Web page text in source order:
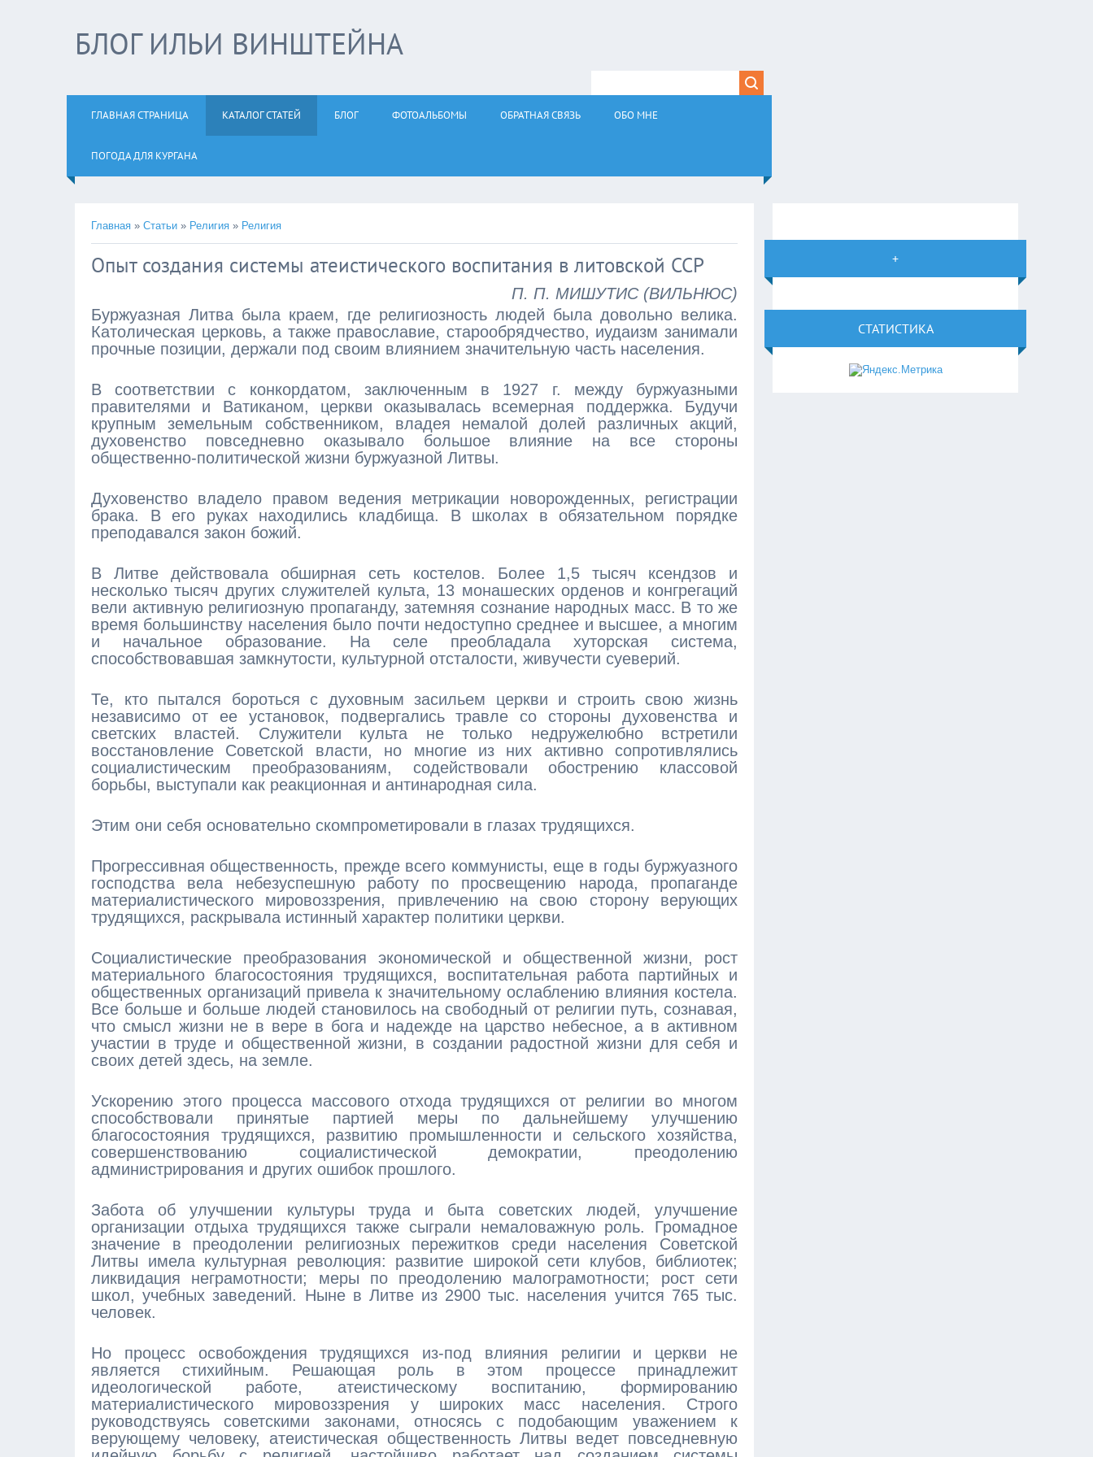
БЛОГ ИЛЬИ ВИНШТЕЙНА
ГЛАВНАЯ СТРАНИЦА КАТАЛОГ СТАТЕЙ БЛОГ ФОТОАЛЬБОМЫ ОБРАТНАЯ СВЯЗЬ ОБО МНЕ
ПОГОДА ДЛЯ КУРГАНА
Главная » Статьи » Религия » Религия
Опыт создания системы атеистического воспитания в литовской ССР
П. П. МИШУТИС (ВИЛЬНЮС)
Буржуазная Литва была краем, где религиозность людей была довольно велика.
Католическая церковь, а также православие, старообрядчество, иудаизм занимали
прочные позиции, держали под своим влиянием значительную часть населения.
В соответствии с конкордатом, заключенным в 1927 г. между буржуазными
правителями и Ватиканом, церкви оказывалась всемерная поддержка. Будучи
крупным земельным собственником, владея немалой долей различных акций,
духовенство повседневно оказывало большое влияние на все стороны
общественно-политической жизни буржуазной Литвы.
Духовенство владело правом ведения метрикации новорожденных, регистрации
брака. В его руках находились кладбища. В школах в обязательном порядке
преподавался закон божий.
В Литве действовала обширная сеть костелов. Более 1,5 тысяч ксендзов и
несколько тысяч других служителей культа, 13 монашеских орденов и конгрегаций
вели активную религиозную пропаганду, затемняя сознание народных масс. В то же
время большинству населения было почти недоступно среднее и высшее, а многим
и начальное образование. На селе преобладала хуторская система,
способствовавшая замкнутости, культурной отсталости, живучести суеверий.
Те, кто пытался бороться с духовным засильем церкви и строить свою жизнь
независимо от ее установок, подвергались травле со стороны духовенства и
светских властей. Служители культа не только недружелюбно встретили
восстановление Советской власти, но многие из них активно сопротивлялись
социалистическим преобразованиям, содействовали обострению классовой
борьбы, выступали как реакционная и антинародная сила.
Этим они себя основательно скомпрометировали в глазах трудящихся.
Прогрессивная общественность, прежде всего коммунисты, еще в годы буржуазного
господства вела небезуспешную работу по просвещению народа, пропаганде
материалистического мировоззрения, привлечению на свою сторону верующих
трудящихся, раскрывала истинный характер политики церкви.
Социалистические преобразования экономической и общественной жизни, рост
материального благосостояния трудящихся, воспитательная работа партийных и
общественных организаций привела к значительному ослаблению влияния костела.
Все больше и больше людей становилось на свободный от религии путь, сознавая,
что смысл жизни не в вере в бога и надежде на царство небесное, а в активном
участии в труде и общественной жизни, в создании радостной жизни для себя и
своих детей здесь, на земле.
Ускорению этого процесса массового отхода трудящихся от религии во многом
способствовали принятые партией меры по дальнейшему улучшению
благосостояния трудящихся, развитию промышленности и сельского хозяйства,
совершенствованию социалистической демократии, преодолению
администрирования и других ошибок прошлого.
Забота об улучшении культуры труда и быта советских людей, улучшение
организации отдыха трудящихся также сыграли немаловажную роль. Громадное
значение в преодолении религиозных пережитков среди населения Советской
Литвы имела культурная революция: развитие широкой сети клубов, библиотек;
ликвидация неграмотности; меры по преодолению малограмотности; рост сети
школ, учебных заведений. Ныне в Литве из 2900 тыс. населения учится 765 тыс.
человек.
Но процесс освобождения трудящихся из-под влияния религии и церкви не
является стихийным. Решающая роль в этом процессе принадлежит
идеологической работе, атеистическому воспитанию, формированию
материалистического мировоззрения у широких масс населения. Строго
руководствуясь советскими законами, относясь с подобающим уважением к
верующему человеку, атеистическая общественность Литвы ведет повседневную
+
СТАТИСТИКА